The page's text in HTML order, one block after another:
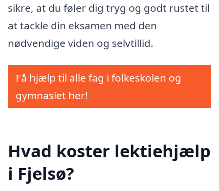
sikre, at du føler dig tryg og godt rustet til
at tackle din eksamen med den
nødvendige viden og selvtillid.
Få hjælp til alle fag i folkeskolen og
gymnasiet her!
Hvad koster lektiehjælp
i Fjelsø?